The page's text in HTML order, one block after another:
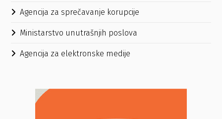
Agencija za sprečavanje korupcije
Ministarstvo unutrašnjih poslova
Agencija za elektronske medije